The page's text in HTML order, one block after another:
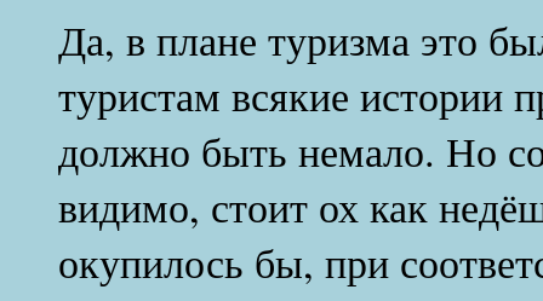
Да, в плане туризма это
туристам всякие истории
должно быть немало. Но
видимо, стоит ох как
окупилось бы, при